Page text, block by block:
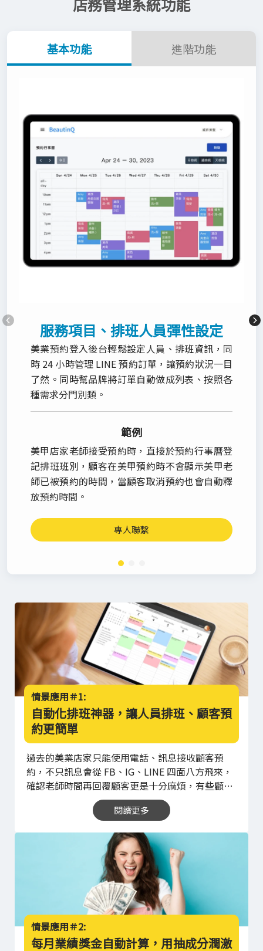
店務管理系統功能
基本功能 進階功能
服務項目、排班人員彈性設定
美業預約登入後台輕鬆設定人員、排班資訊，同
時 24 小時管理 LINE 預約訂單，讓預約狀況一目
了然。同時幫品牌將訂單自動做成列表、按照各
種需求分門別類。
範例
美甲店家老師接受預約時，直接於預約行事曆登
記排班班別，顧客在美甲預約時不會顯示美甲老
師已被預約的時間，當顧客取消預約也會自動釋
放預約時間。
專人聯繫
情景應用＃1:
自動化排班神器，讓人員排班、顧客預
約更簡單
過去的美業店家只能使用電話、訊息接收顧客預
約，不只訊息會從 FB、IG、LINE 四面八方飛來，
確認老師時間再回覆顧客更是十分麻煩，有些顧客
不耐久候，往往會放棄預約，讓店家流失重要的一
當美業店家開始使用自動化的排班、預約管理
後，用簡單幾個步驟完成老師、服務項目設定，就
能讓系統自動化處理人員排班問題，並將人員班表
同步到店家 LINE OA 中，店家不需再花時間處理複
雜的排班問題，交給系統自動化執行即可。
想預約服務，不需在店家營業時間撥打電話，也不
需留下訊息等候店家回覆，只要打開店家 LINE OA
就能自助完成預約。在店家 LINE OA 中，線上預約
系統可 24 小時處理顧客預約需求，顧客只要點選
閱讀更多
情景應用＃2:
每月業績獎金自動計算，用抽成分潤激